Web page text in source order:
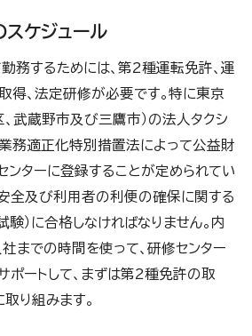
ケジュール
務するためには、第2種運転免許、運
得、法定研修が必要です。特に東京
武蔵野市及び三鷹市）の法人タクシ
業務適正化特別措置法によって公益財
ンターに登録することが定められてい
安全及び利用者の利便の確保に関する
験）に合格しなければなりません。内
までの時間を使って、研修センター
ポートして、まずは第2種免許の取
り組みます。